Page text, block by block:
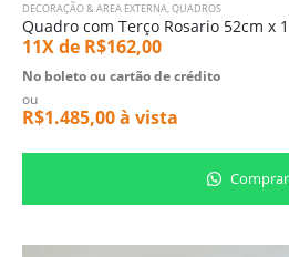
DECORAÇÃO & AREA EXTERNA,QUADROS
Quadro com Terço Rosario 52cm x
11X de R$162,00
No boleto ou cartão de crédito
ou
R$1.485,00à vista
Comprar